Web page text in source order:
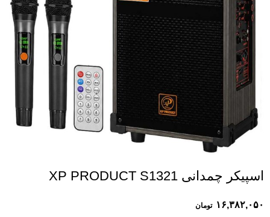
اسپیکر چمدانی XP PRODUCT S1321
۱۶,۳۸۲,۰۵۰ تومان